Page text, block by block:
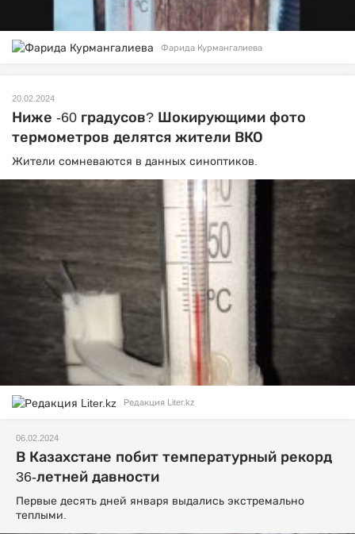
Фарида Курмангалиева
20.02.2024
Ниже -60 градусов? Шокирующими фото
термометров делятся жители ВКО
Жители сомневаются в данных синоптиков.
Редакция Liter.kz
06.02.2024
В Казахстане побит температурный рекорд
36-летней давности
Первые десять дней января выдались экстремально
теплыми.